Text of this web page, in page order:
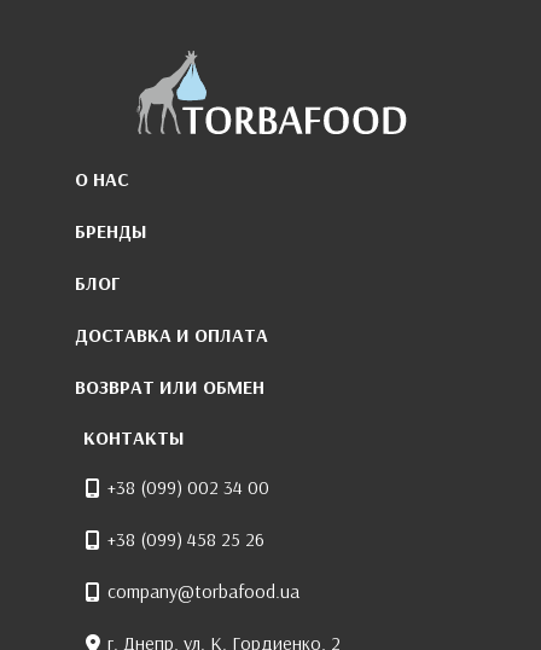
О НАС
БРЕНДЫ
БЛОГ
ДОСТАВКА И ОПЛАТА
ВОЗВРАТ ИЛИ ОБМЕН
КОНТАКТЫ
+38 (099) 002 34 00
+38 (099) 458 25 26
company@torbafood.ua
г. Днепр, ул. К. Гордиенко, 2